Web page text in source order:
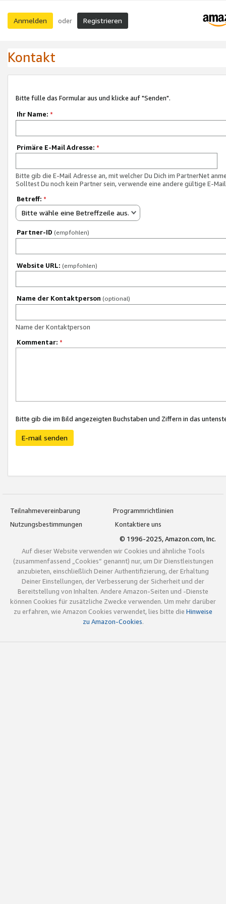
Anmelden oder Registrieren
Kontakt
Bitte fülle das Formular aus und klicke auf "Senden".
Ihr Name: *
Primäre E-Mail Adresse: *
Bitte gib die E-Mail Adresse an, mit welcher Du Dich im PartnerNet
Solltest Du noch kein Partner sein, verwende eine andere gültige E-
Betreff: *
Bitte wähle eine Betreffzeile aus.
Partner-ID (empfohlen)
Website URL: (empfohlen)
Name der Kontaktperson (optional)
Name der Kontaktperson
Kommentar: *
Bitte gib die im Bild angezeigten Buchstaben und Ziffern in das
E-mail senden
Teilnahmevereinbarung
Programmrichtlinien
Nutzungsbestimmungen
Kontaktiere uns
© 1996-2025, Amazon.com, Inc.
Auf dieser Website verwenden wir Cookies und ähnliche Tools
(zusammenfassend „Cookies“ genannt) nur, um Dir Dienstleistungen
anzubieten, einschließlich Deiner Authentifizierung, der Erhaltung
Deiner Einstellungen, der Verbesserung der Sicherheit und der
Bereitstellung von Inhalten. Andere Amazon-Seiten und -Dienste
können Cookies für zusätzliche Zwecke verwenden. Um mehr darüber
zu erfahren, wie Amazon Cookies verwendet, lies bitte die Hinweise
zu Amazon-Cookies.